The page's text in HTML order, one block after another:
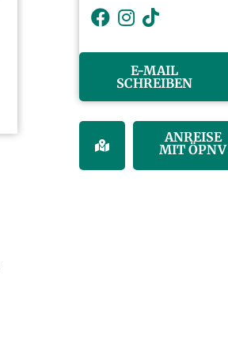
E-MAIL
SCHREIBEN
ANREISE
MIT ÖPNV